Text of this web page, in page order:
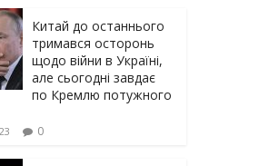
Китай до останнього
тримався осторонь
щодо вiйни в Україні,
але сьогодні завдає
по Кремлю потужного
0